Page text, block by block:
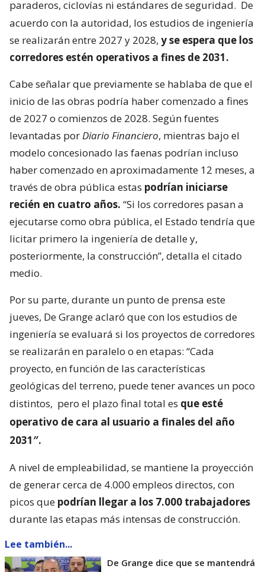
paraderos, ciclovías ni estándares de seguridad. De
acuerdo con la autoridad, los estudios de ingeniería
se realizarán entre 2027 y 2028, y se espera que los
corredores estén operativos a fines de 2031.
Cabe señalar que previamente se hablaba de que el
inicio de las obras podría haber comenzado a fines
de 2027 o comienzos de 2028. Según fuentes
levantadas porDiario Financiero, mientras bajo el
modelo concesionado las faenas podrían incluso
haber comenzado en aproximadamente 12 meses, a
través de obra pública estas podrían iniciarse
recién en cuatro años. “Si los corredores pasan a
ejecutarse como obra pública, el Estado tendría que
licitar primero la ingeniería de detalle y,
posteriormente, la construcción”, detalla el citado
medio.
Por su parte, durante un punto de prensa este
jueves, De Grange aclaró que con los estudios de
ingeniería se evaluará si los proyectos de corredores
se realizarán en paralelo o en etapas: “Cada
proyecto, en función de las características
geológicas del terreno, puede tener avances un poco
distintos, pero el plazo final total es que esté
operativo de cara al usuario a finales del año
2031″.
A nivel de empleabilidad, se mantiene la proyección
de generar cerca de 4.000 empleos directos, con
picos que podrían llegar a los 7.000 trabajadores
durante las etapas más intensas de construcción.
Lee también...
De Grange dice que se mantendrá